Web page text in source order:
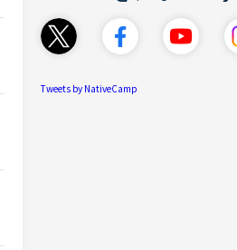
Tweets by NativeCamp